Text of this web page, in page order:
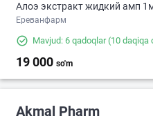
Алоэ экстракт жидкий амп
Ереванфарм
Mavjud: 6 qadoqlar(10 daqiqa
19 000 so'm
Akmal Pharm